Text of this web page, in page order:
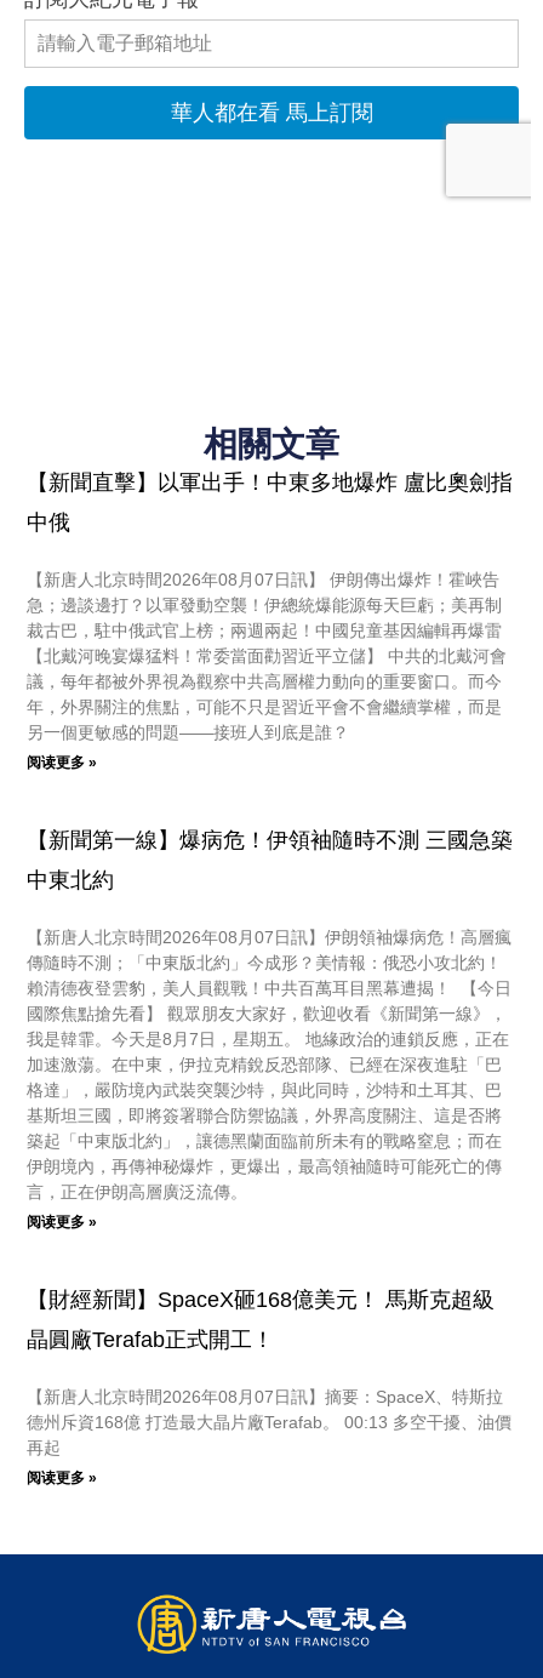
相關文章
【新聞直擊】以軍出手！中東多地爆炸 盧比奧劍指
中俄
【新唐人北京時間2026年08月07日訊】 伊朗傳出爆炸！霍峽告
急；邊談邊打？以軍發動空襲！伊總統爆能源每天巨虧；美再制
裁古巴，駐中俄武官上榜；兩週兩起！中國兒童基因編輯再爆雷
【北戴河晚宴爆猛料！常委當面勸習近平立儲】 中共的北戴河會
議，每年都被外界視為觀察中共高層權力動向的重要窗口。而今
年，外界關注的焦點，可能不只是習近平會不會繼續掌權，而是
另一個更敏感的問題——接班人到底是誰？
阅读更多 »
【新聞第一線】爆病危！伊領袖隨時不測 三國急築
中東北約
【新唐人北京時間2026年08月07日訊】伊朗領袖爆病危！高層瘋
傳隨時不測；「中東版北約」今成形？美情報：俄恐小攻北約！
賴清德夜登雲豹，美人員觀戰！中共百萬耳目黑幕遭揭！ 【今日
國際焦點搶先看】 觀眾朋友大家好，歡迎收看《新聞第一線》，
我是韓霏。今天是8月7日，星期五。 地緣政治的連鎖反應，正在
加速激蕩。在中東，伊拉克精銳反恐部隊、已經在深夜進駐「巴
格達」，嚴防境內武裝突襲沙特，與此同時，沙特和土耳其、巴
基斯坦三國，即將簽署聯合防禦協議，外界高度關注、這是否將
築起「中東版北約」，讓德黑蘭面臨前所未有的戰略窒息；而在
伊朗境內，再傳神秘爆炸，更爆出，最高領袖隨時可能死亡的傳
言，正在伊朗高層廣泛流傳。
阅读更多 »
【財經新聞】SpaceX砸168億美元！ 馬斯克超級
晶圓廠Terafab正式開工！
【新唐人北京時間2026年08月07日訊】摘要：SpaceX、特斯拉
德州斥資168億 打造最大晶片廠Terafab。 00:13 多空干擾、油價
再起
阅读更多 »